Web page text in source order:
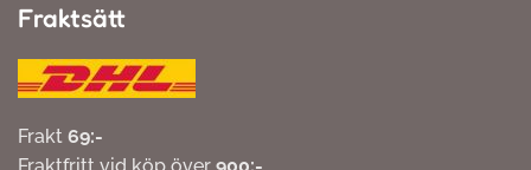
Fraktsätt
Frakt 69:-